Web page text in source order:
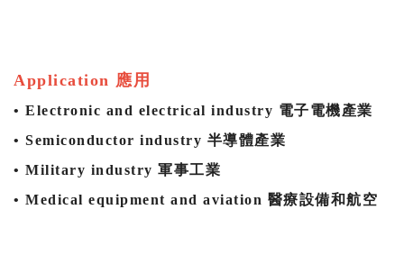
Application 應用
• Electronic and electrical industry 電子電機產業
• Semiconductor industry 半導體產業
• Military industry 軍事工業
• Medical equipment and aviation 醫療設備和航空